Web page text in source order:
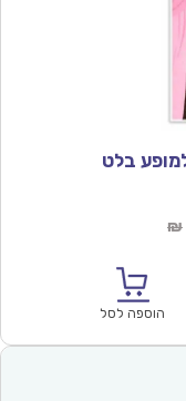
₪
הוספה לסל